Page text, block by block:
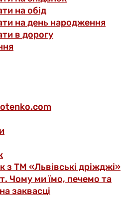
на обід
на день народження
в дорогу
з ТМ «Львівські дріжджі»
Чому ми їмо, печемо та
заквасці